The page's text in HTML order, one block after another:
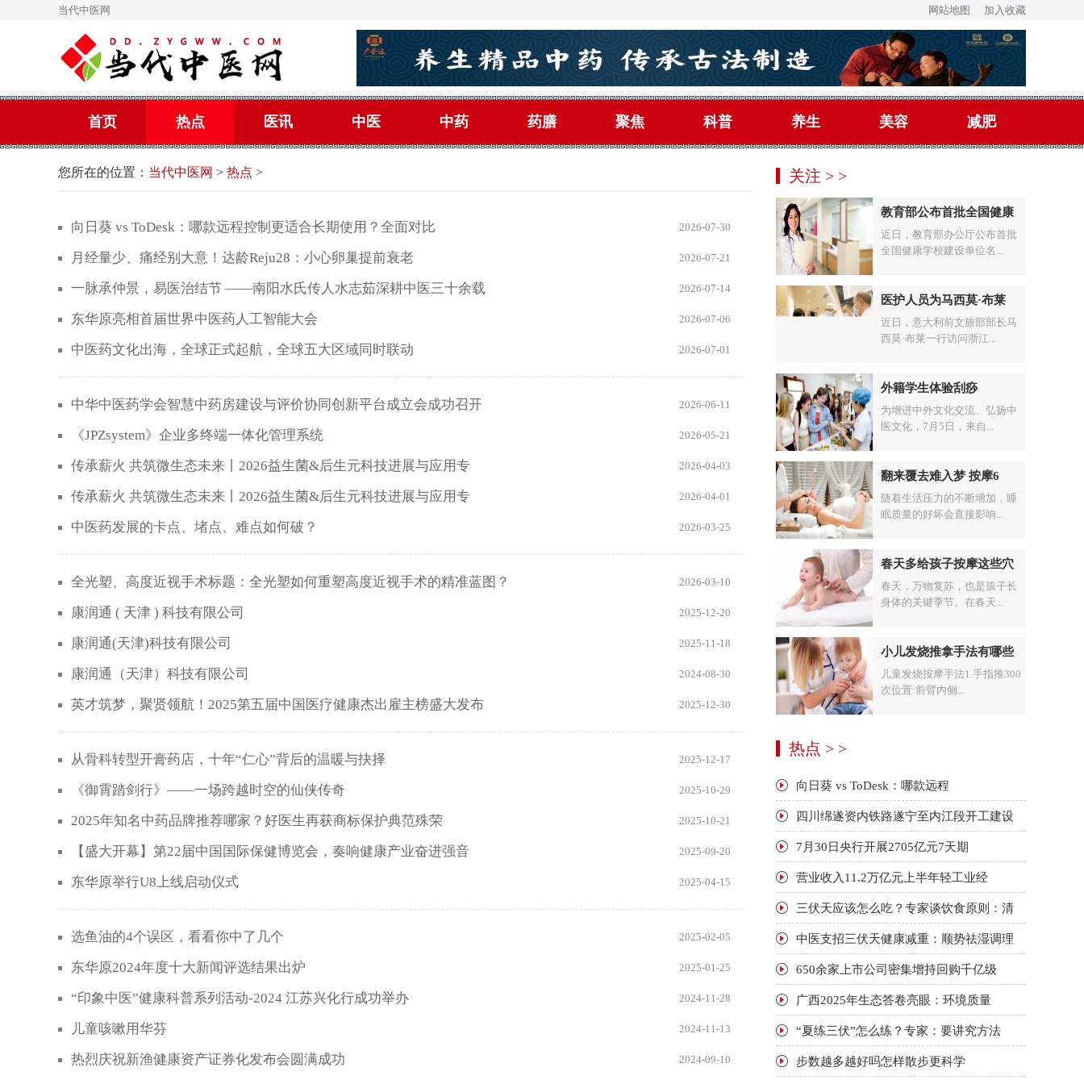
当代中医网 网站地图 加入收藏
首页 热点 医讯 中医 中药 药膳 聚焦 科普 养生 美容 减肥
您所在的位置： 当代中医网 > 热点 >
向日葵 vs ToDesk：哪款远程控制更适合长期使用？全面对比 2026-07-30
月经量少、痛经别大意！达龄Reju28：小心卵巢提前衰老 2026-07-21
一脉承仲景，易医治结节 ——南阳水氏传人水志茹深耕中医三十余载 2026-07-14
东华原亮相首届世界中医药人工智能大会 2026-07-06
中医药文化出海，全球正式起航，全球五大区域同时联动 2026-07-01
中华中医药学会智慧中药房建设与评价协同创新平台成立会成功召开 2026-06-11
《JPZsystem》企业多终端一体化管理系统 2026-05-21
传承薪火 共筑微生态未来丨2026益生菌&后生元科技进展与应用专 2026-04-03
传承薪火 共筑微生态未来丨2026益生菌&后生元科技进展与应用专 2026-04-01
中医药发展的卡点、堵点、难点如何破？ 2026-03-25
全光塑、高度近视手术标题：全光塑如何重塑高度近视手术的精准蓝图？ 2026-03-10
康润通 ( 天津 ) 科技有限公司 2025-12-20
康润通(天津)科技有限公司 2025-11-18
康润通（天津）科技有限公司 2024-08-30
英才筑梦，聚贤领航！2025第五届中国医疗健康杰出雇主榜盛大发布 2025-12-30
从骨科转型开膏药店，十年“仁心”背后的温暖与抉择 2025-12-17
《御霄踏剑行》——一场跨越时空的仙侠传奇 2025-10-29
2025年知名中药品牌推荐哪家？好医生再获商标保护典范殊荣 2025-10-21
【盛大开幕】第22届中国国际保健博览会，奏响健康产业奋进强音 2025-09-20
东华原举行U8上线启动仪式 2025-04-15
选鱼油的4个误区，看看你中了几个 2025-02-05
东华原2024年度十大新闻评选结果出炉 2025-01-25
“印象中医”健康科普系列活动-2024 江苏兴化行成功举办 2024-11-28
儿童咳嗽用华芬 2024-11-13
热烈庆祝新渔健康资产证券化发布会圆满成功 2024-09-10
关注 > >
教育部公布首批全国健康
近日，教育部办公厅公布首批
全国健康学校建设单位名...
医护人员为马西莫·布莱
近日，意大利前文旅部部长马
西莫·布莱一行访问浙江...
外籍学生体验刮痧
为增进中外文化交流、弘扬中
医文化，7月5日，来自...
翻来覆去难入梦 按摩6
随着生活压力的不断增加，睡
眠质量的好坏会直接影响...
春天多给孩子按摩这些穴
春天，万物复苏，也是孩子长
身体的关键季节。在春天...
小儿发烧推拿手法有哪些
儿童发烧按摩手法1.手指推300
次位置:前臂内侧...
热点 > >
向日葵 vs ToDesk：哪款远程
四川绵遂资内铁路遂宁至内江段开工建设
7月30日央行开展2705亿元7天期
营业收入11.2万亿元上半年轻工业经
三伏天应该怎么吃？专家谈饮食原则：清
中医支招三伏天健康减重：顺势祛湿调理
650余家上市公司密集增持回购千亿级
广西2025年生态答卷亮眼：环境质量
“夏练三伏”怎么练？专家：要讲究方法
步数越多越好吗怎样散步更科学